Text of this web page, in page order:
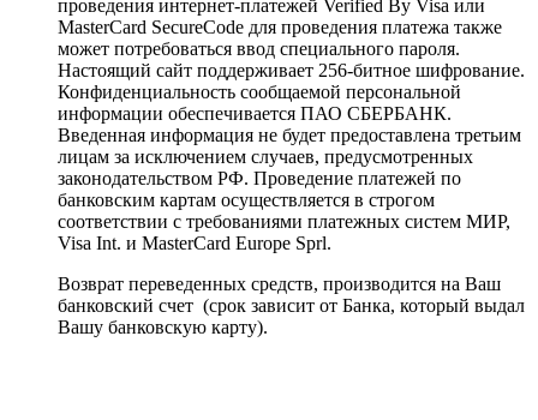
проведения интернет-платежей Verified By Visa или
MasterCard SecureCode для проведения платежа также
может потребоваться ввод специального пароля.
Настоящий сайт поддерживает 256-битное шифрование.
Конфиденциальность сообщаемой персональной
информации обеспечивается ПАО СБЕРБАНК.
Введенная информация не будет предоставлена третьим
лицам за исключением случаев, предусмотренных
законодательством РФ. Проведение платежей по
банковским картам осуществляется в строгом
соответствии с требованиями платежных систем МИР,
Visa Int. и MasterCard Europe Sprl.
Возврат переведенных средств, производится на Ваш
банковский счет (срок зависит от Банка, который выдал
Вашу банковскую карту).